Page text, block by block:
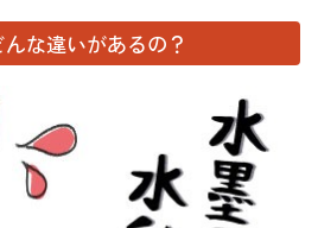
な違いがあるの？